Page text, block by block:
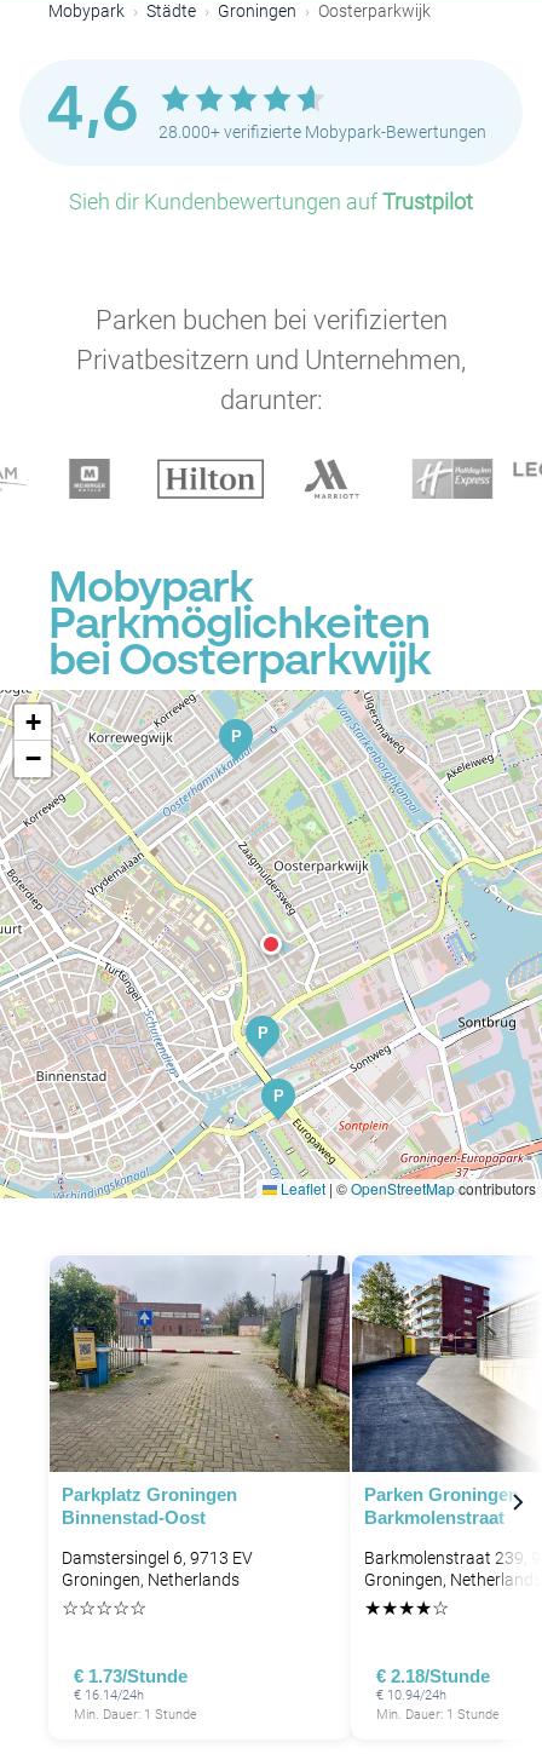
Mobypark Städte Groningen Oosterparkwijk
4,6 28.000+ verifizierte Mobypark-Bewertungen
Sieh dir Kundenbewertungen aufTrustpilot
Parken buchen bei verifizierten
Privatbesitzern und Unternehmen,
darunter:
Mobypark
Parkmöglichkeiten
bei Oosterparkwijk
P
P
P
P
+
−
Leaflet | ©OpenStreetMapcontributors
Parkplatz Groningen
Binnenstad-Oost
Damstersingel 6, 9713 EV
Groningen, Netherlands
☆☆☆☆☆
€ 1.73/Stunde
€ 16.14/24h
Min. Dauer: 1 Stunde
Parken Groningen
Barkmolenstraat
Barkmolenstraat 239,
Groningen, Netherlands
★★★★☆
€ 2.18/Stunde
€ 10.94/24h
Min. Dauer: 1 Stunde